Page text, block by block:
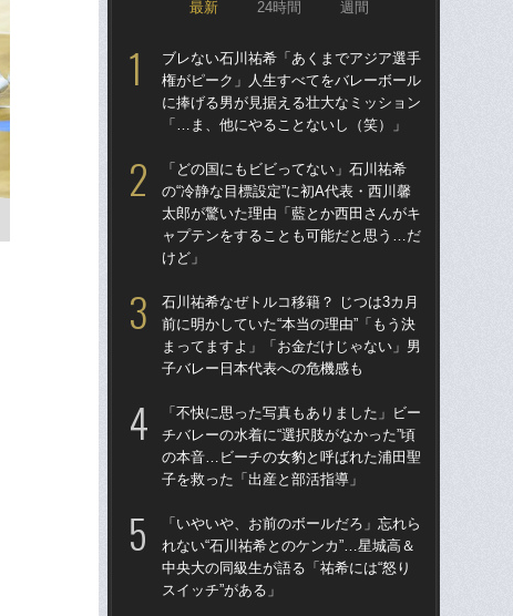
最新 24時間 週間
ブレない石川祐希「あくまでアジア選手
権がピーク」人生すべてをバレーボール
に捧げる男が見据える壮大なミッション
「…ま、他にやることないし（笑）」
「どの国にもビビってない」石川祐希
の“冷静な目標設定”に初A代表・西川馨
太郎が驚いた理由「藍とか西田さんがキ
ャプテンをすることも可能だと思う…だ
けど」
石川祐希なぜトルコ移籍？ じつは3カ月
前に明かしていた“本当の理由”「もう決
まってますよ」「お金だけじゃない」男
子バレー日本代表への危機感も
「不快に思った写真もありました」ビー
チバレーの水着に“選択肢がなかった”頃
の本音…ビーチの女豹と呼ばれた浦田聖
子を救った「出産と部活指導」
「いやいや、お前のボールだろ」忘れら
れない“石川祐希とのケンカ”…星城高＆
中央大の同級生が語る「祐希には“怒り
スイッチ”がある」